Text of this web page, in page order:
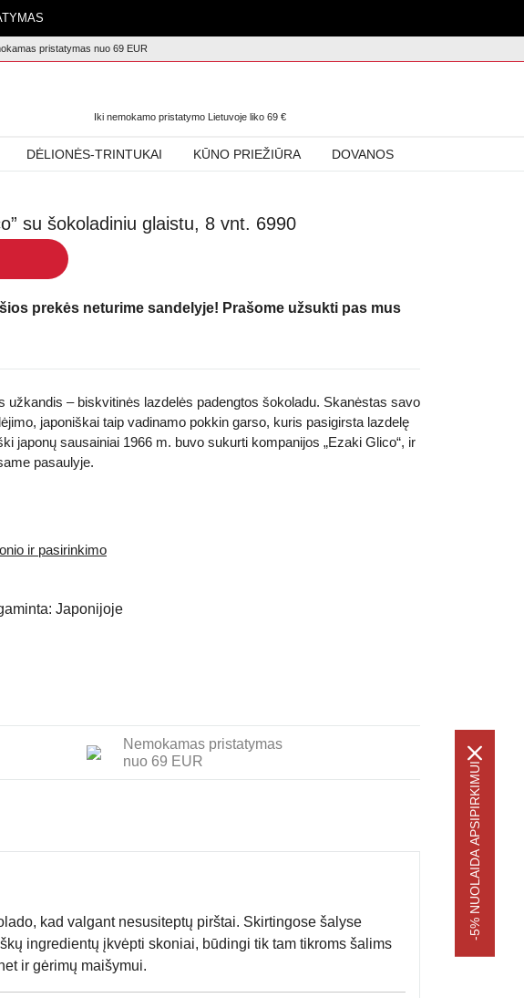
pristatymas nuo 69 EUR
Iki nemokamo pristatymo Lietuvoje liko 69 €
DĖLIONĖS-TRINTUKAI KŪNO PRIEŽIŪRA DOVANOS
su šokoladiniu glaistu, 8 vnt. 6990
prekės neturime sandelyje! Prašome užsukti pas mus
užkandis – biskvitinės lazdelės padengtos šokoladu. Skanėstas savo
japoniškai taip vadinamo pokkin garso, kuris pasigirsta lazdelę
japonų sausainiai 1966 m. buvo sukurti kompanijos „Ezaki Glico“, ir
pasaulyje.
ir pasirinkimo
Japonijoje
Nemokamas pristatymas
nuo 69 EUR
kad valgant nesusiteptų pirštai. Skirtingose šalyse
ingredientų įkvėpti skoniai, būdingi tik tam tikroms šalims
ir gėrimų maišymui.
-5% NUOLAIDA APSIPIRKIMUI